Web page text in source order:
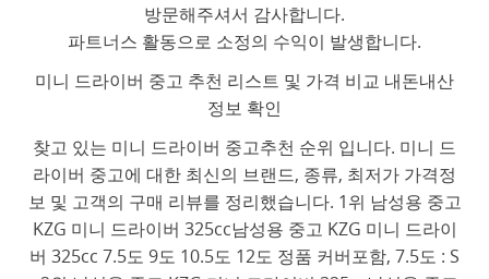
방문해주셔서 감사합니다.
파트너스 활동으로 소정의 수익이 발생합니다.
미니 드라이버 중고 추천 리스트 및 가격 비교 내돈내산
정보 확인
찾고 있는 미니 드라이버 중고추천 순위 입니다. 미니 드
라이버 중고에 대한 최신의 브랜드, 종류, 최저가 가격정
보 및 고객의 구매 리뷰를 정리했습니다. 1위 남성용 중고
KZG 미니 드라이버 325cc남성용 중고 KZG 미니 드라이
버 325cc 7.5도 9도 10.5도 12도 정품 커버포함, 7.5도 : S